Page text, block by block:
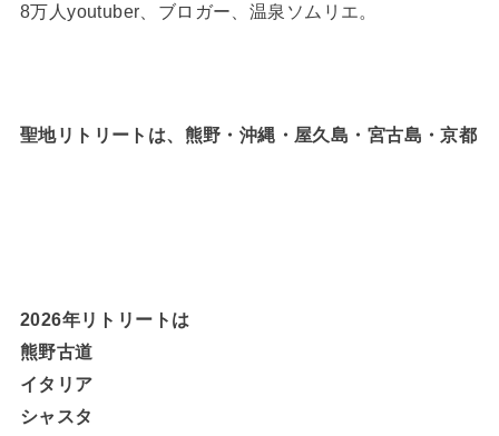
8万人youtuber、ブロガー、温泉ソムリエ。
聖地リトリートは、熊野・沖縄・屋久島・宮古島・京都
2026年リトリートは
熊野古道
イタリア
シャスタ